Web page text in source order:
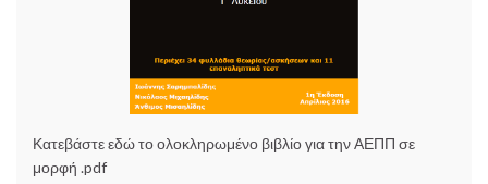
Κατεβάστε εδώ το ολοκληρωμένο βιβλίο για την ΑΕΠΠ σε
μορφή .pdf